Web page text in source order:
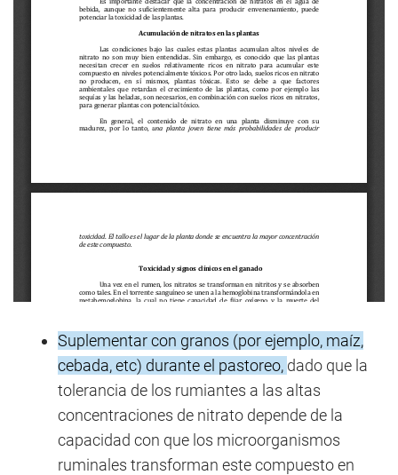
Suplementar con granos (por ejemplo, maíz,
cebada, etc) durante el pastoreo, dado que la
tolerancia de los rumiantes a las altas
concentraciones de nitrato depende de la
capacidad con que los microorganismos
ruminales transforman este compuesto en